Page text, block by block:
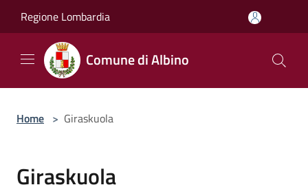
Regione Lombardia
Comune di Albino
Home > Giraskuola
Giraskuola